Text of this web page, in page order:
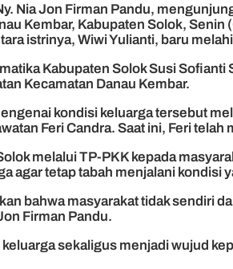
Nia Jon Firman Pandu,
Kembar, Kabupaten Solok,
istrinya, Wiwi Yulianti, baru
Kabupaten Solok Susi
Kecamatan Danau Kembar.
kondisi keluarga tersebut
Feri Candra. Saat ini, Feri telah
melalui TP-PKK kepada
agar tetap tabah menjalani kondisi
bahwa masyarakat tidak sendiri
Firman Pandu.
sekaligus menjadi wujud